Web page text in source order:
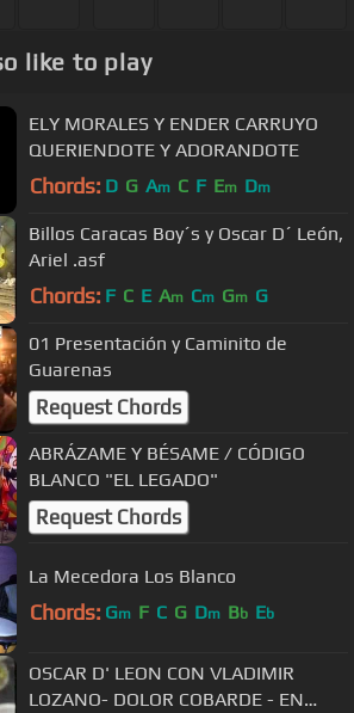
like to play
ELY MORALES Y ENDER CARRUYO
QUERIENDOTE Y ADORANDOTE
Chords: D G Am C F Em Dm
Billos Caracas Boy´s y Oscar D´ León,
Ariel .asf
Chords: F C E Am Cm Gm G
01 Presentación y Caminito de
Guarenas
Request Chords
ABRÁZAME Y BÉSAME / CÓDIGO
BLANCO "EL LEGADO"
Request Chords
La Mecedora Los Blanco
Chords: Gm F C G Dm Bb Eb
OSCAR D' LEON CON VLADIMIR
LOZANO- DOLOR COBARDE - EN